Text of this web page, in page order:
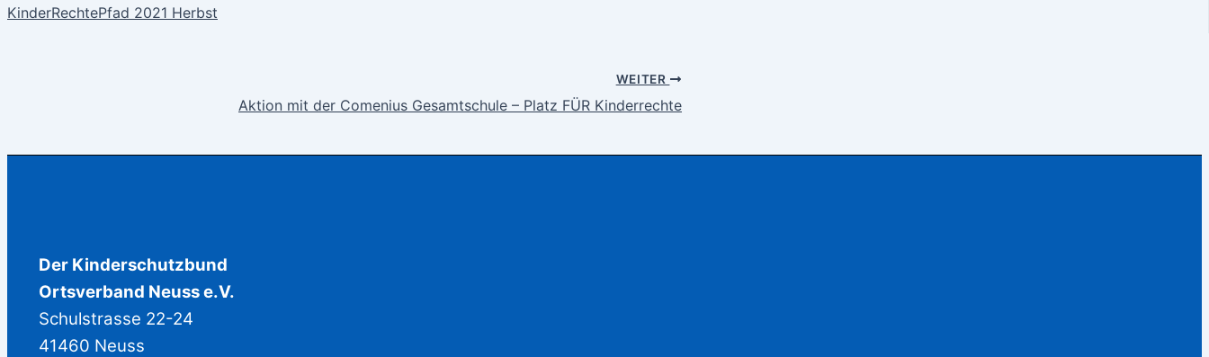
KinderRechtePfad 2021 Herbst
WEITER
Aktion mit der Comenius Gesamtschule – Platz FÜR Kinderrechte
Der Kinderschutzbund
Ortsverband Neuss e.V.
Schulstrasse 22-24
41460 Neuss